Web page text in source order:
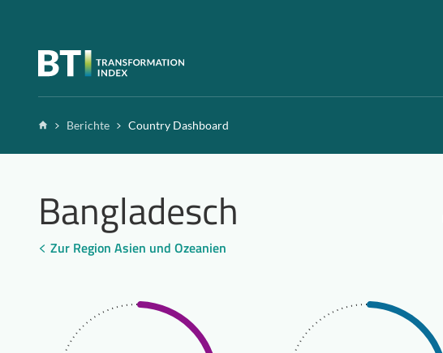
HomeBerichte Country Dashboard
Bangladesch
Zur Region Asien und Ozeanien